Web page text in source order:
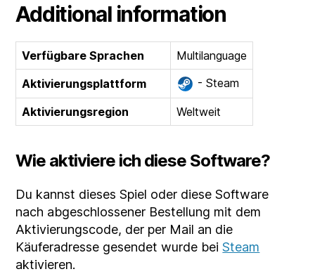
Additional information
Verfügbare Sprachen
Multilanguage
Aktivierungsplattform
- Steam
Aktivierungsregion Weltweit
Wie aktiviere ich diese Software?
Du kannst dieses Spiel oder diese Software
nach abgeschlossener Bestellung mit dem
Aktivierungscode, der per Mail an die
Käuferadresse gesendet wurde beiSteam
aktivieren.